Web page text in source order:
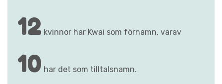
12 kvinnor har Kwai som förnamn, varav
10 har det som tilltalsnamn.